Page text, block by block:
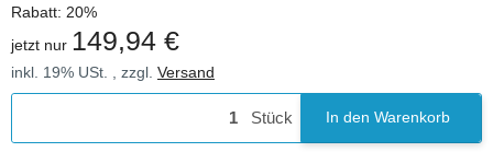
Rabatt: 20%
jetzt nur 149,94 €
inkl. 19% USt. , zzgl. Versand
Stück In den Warenkorb